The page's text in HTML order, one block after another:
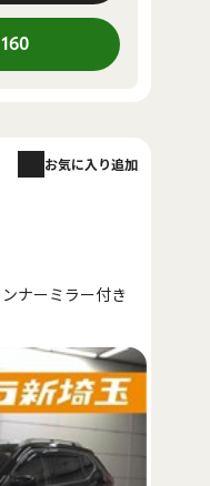
お気に入り追加
ナーミラー付き